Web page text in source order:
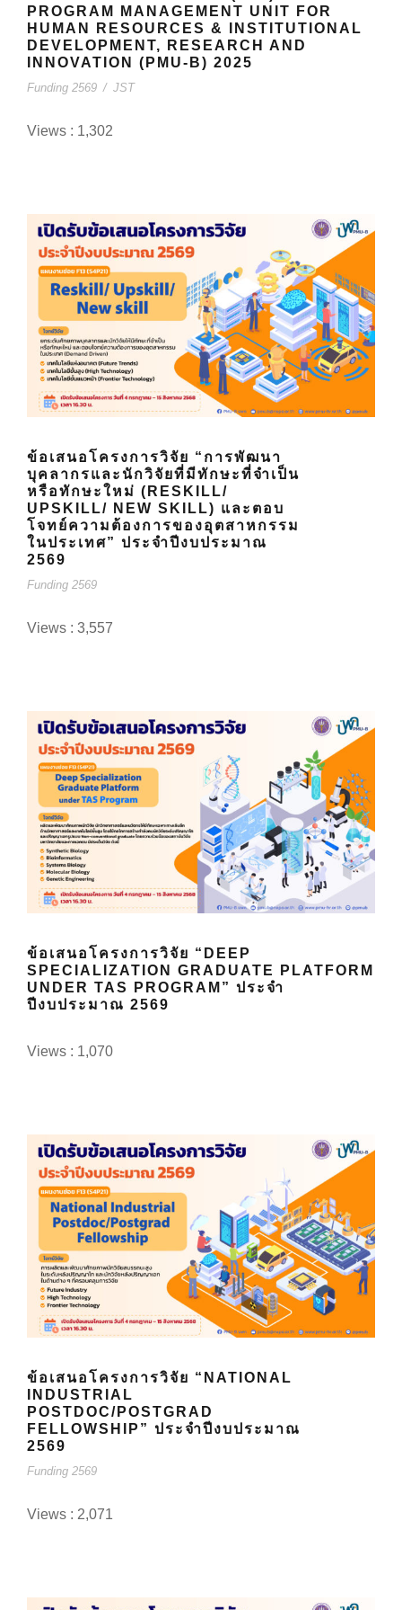
PROGRAM MANAGEMENT UNIT FOR
HUMAN RESOURCES & INSTITUTIONAL
DEVELOPMENT, RESEARCH AND
INNOVATION (PMU-B) 2025
Funding 2569 / JST
Views : 1,302
ข้อเสนอโครงการวิจัย “การพัฒนา
บุคลากรและนักวิจัยที่มีทักษะที่จำเป็น
หรือทักษะใหม่ (RESKILL/
UPSKILL/ NEW SKILL) และตอบ
โจทย์ความต้องการของอุตสาหกรรม
ในประเทศ” ประจำปีงบประมาณ
2569
Funding 2569
Views : 3,557
ข้อเสนอโครงการวิจัย “DEEP
SPECIALIZATION GRADUATE PLATFORM
UNDER TAS PROGRAM” ประจำ
ปีงบประมาณ 2569
Views : 1,070
ข้อเสนอโครงการวิจัย “NATIONAL
INDUSTRIAL
POSTDOC/POSTGRAD
FELLOWSHIP” ประจำปีงบประมาณ
2569
Funding 2569
Views : 2,071